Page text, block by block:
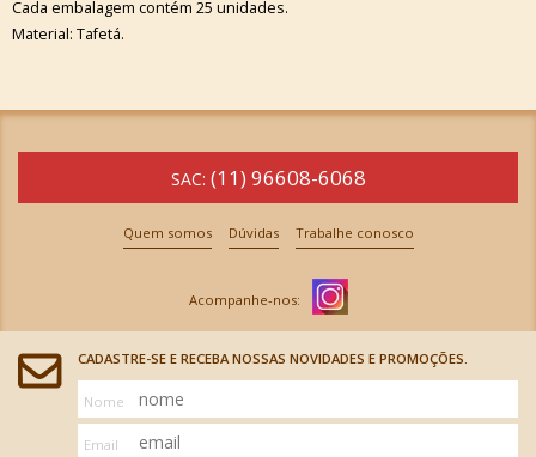
Cada embalagem contém 25 unidades.
Material: Tafetá.
SAC: (11) 96608-6068
Quem somos Dúvidas Trabalhe conosco
CADASTRE-SE E RECEBA NOSSAS NOVIDADES E PROMOÇÕES.
Nome
Email